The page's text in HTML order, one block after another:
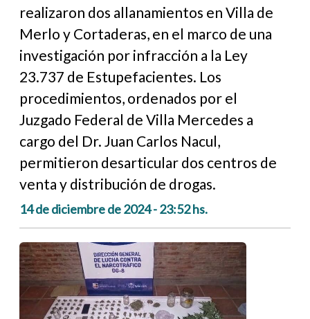
realizaron dos allanamientos en Villa de
Merlo y Cortaderas, en el marco de una
investigación por infracción a la Ley
23.737 de Estupefacientes. Los
procedimientos, ordenados por el
Juzgado Federal de Villa Mercedes a
cargo del Dr. Juan Carlos Nacul,
permitieron desarticular dos centros de
venta y distribución de drogas.
14 de diciembre de 2024 - 23:52 hs.